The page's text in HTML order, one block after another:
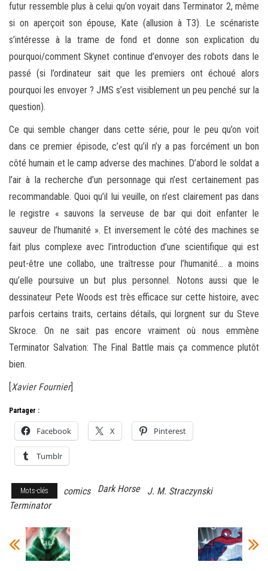
futur ressemble plus à celui qu’on voyait dans Terminator 2, même
si on aperçoit son épouse, Kate (allusion à T3). Le scénariste
s’intéresse à la trame de fond et donne son explication du
pourquoi/comment Skynet continue d’envoyer des robots dans le
passé (si l’ordinateur sait que les premiers ont échoué alors
pourquoi les envoyer ? JMS s’est visiblement un peu penché sur la
question).
Ce qui semble changer dans cette série, pour le peu qu’on voit
dans ce premier épisode, c’est qu’il n’y a pas forcément un bon
côté humain et le camp adverse des machines. D’abord le soldat a
l’air à la recherche d’un personnage qui n’est certainement pas
recommandable. Quoi qu’il lui veuille, on n’est clairement pas dans
le registre « sauvons la serveuse de bar qui doit enfanter le
sauveur de l’humanité ». Et inversement le côté des machines se
fait plus complexe avec l’introduction d’une scientifique qui est
peut-être une collabo, une traîtresse pour l’humanité… a moins
qu’elle poursuive un but plus personnel. Notons aussi que le
dessinateur Pete Woods est très efficace sur cette histoire, avec
parfois certains traits, certains détails, qui lorgnent sur du Steve
Skroce. On ne sait pas encore vraiment où nous emmène
Terminator Salvation: The Final Battle mais ça commence plutôt
bien.
[Xavier Fournier]
Partager :
Facebook X Pinterest
Tumblr
Mots-clés comics Dark Horse
J. M. Straczynski
Terminator